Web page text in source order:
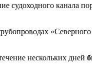
канала
нескольких дней